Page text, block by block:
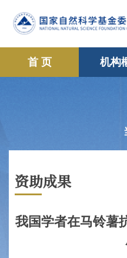
首 页 机构
资助成果
我国学者在马铃薯